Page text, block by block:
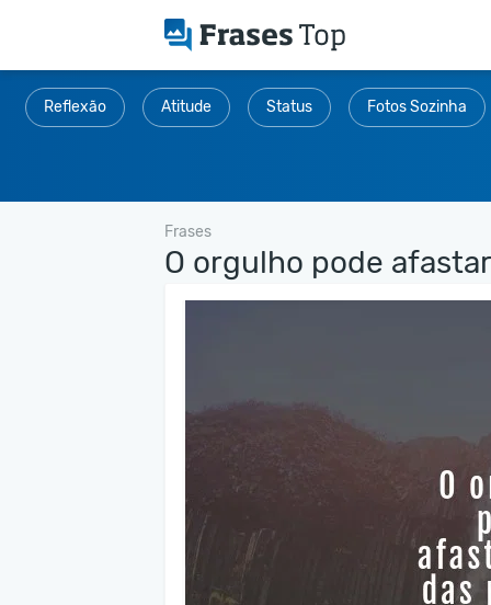
Reflexão Atitude Status Fotos Sozinha
Frases
O orgulho pode